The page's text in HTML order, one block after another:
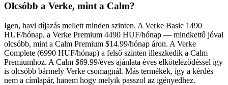
Olcsóbb a Verke, mint a Calm?
Igen, havi díjazás mellett minden szinten. A Verke Basic 1490
HUF/hónap, a Verke Premium 4490 HUF/hónap — mindkettő jóval
olcsóbb, mint a Calm Premium $14.99/hónap áron. A Verke
Complete (6990 HUF/hónap) a felső szinten illeszkedik a Calm
Premiumhoz. A Calm $69.99/éves ajánlata éves elköteleződéssel így
is olcsóbb bármely Verke csomagnál. Más termékek, így a kérdés
nem a címlapár, hanem hogy melyik passzol az igényedhez.